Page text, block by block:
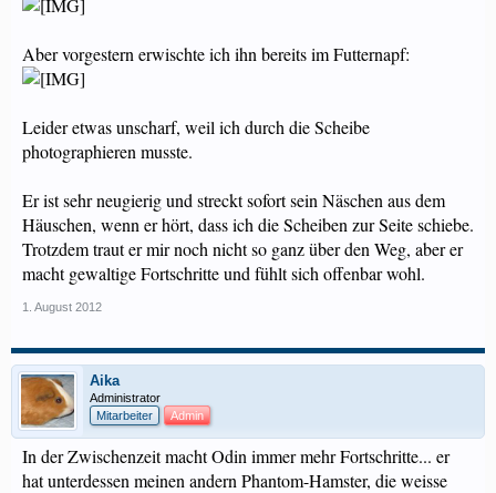
Aber vorgestern erwischte ich ihn bereits im Futternapf:
Leider etwas unscharf, weil ich durch die Scheibe
photographieren musste.
Er ist sehr neugierig und streckt sofort sein Näschen aus dem
Häuschen, wenn er hört, dass ich die Scheiben zur Seite schiebe.
Trotzdem traut er mir noch nicht so ganz über den Weg, aber er
macht gewaltige Fortschritte und fühlt sich offenbar wohl.
1. August 2012
Aika
Administrator
Mitarbeiter
Admin
In der Zwischenzeit macht Odin immer mehr Fortschritte... er
hat unterdessen meinen andern Phantom-Hamster, die weisse